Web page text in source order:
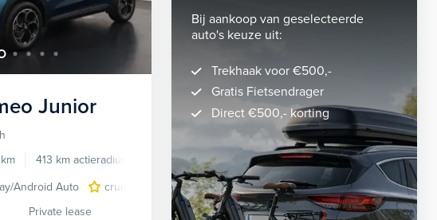
lichtmetalen velgen 5-spaaks 18"
volledig digitaal
Junior
413 km actieradius
Elektrisch
Android Auto
cruise control adaptief LED koplampen
lichtmetalen
Private lease
Bij aankoop van geselecteerde
auto's keuze uit:
Trekhaak voor €500,-
Gratis Fietsendrager
Direct €500,- korting